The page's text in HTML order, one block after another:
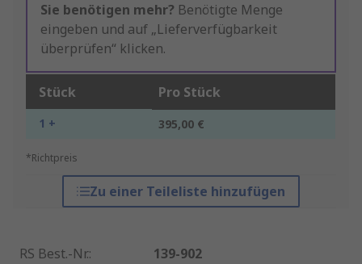
Sie benötigen mehr? Benötigte Menge
eingeben und auf „Lieferverfügbarkeit
überprüfen“ klicken.
Stück Pro Stück
1 + 395,00 €
*Richtpreis
Zu einer Teileliste hinzufügen
RS Best.-Nr.:
139-902